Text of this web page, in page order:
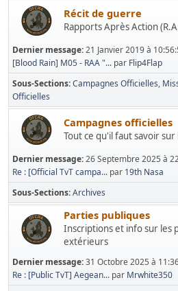
Récit de guerre
Rapports Après Action
Dernier message:21 Janvier 2019 à
[Blood Rain] M05 - RAA "... par Flip4Flap
Sous-Sections Campagnes Officielles
Officielles
Campagnes officielles
Tout ce qu'il faut savoir
Dernier message:26 Septembre 2025 à
Re : [Official TvT campa... par 19th Nasa
Sous-Sections Archives
Parties publiques
Inscriptions et info sur les
extérieurs
Dernier message:31 Octobre 2025 à
Re : [Public TvT] Aegean... par Mrwhite350